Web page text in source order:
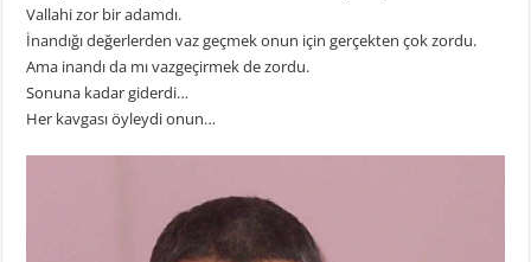
Vallahi zor bir adamdı.
İnandığı değerlerden vaz geçmek onun için gerçekten çok zordu.
Ama inandı da mı vazgeçirmek de zordu.
Sonuna kadar giderdi…
Her kavgası öyleydi onun…